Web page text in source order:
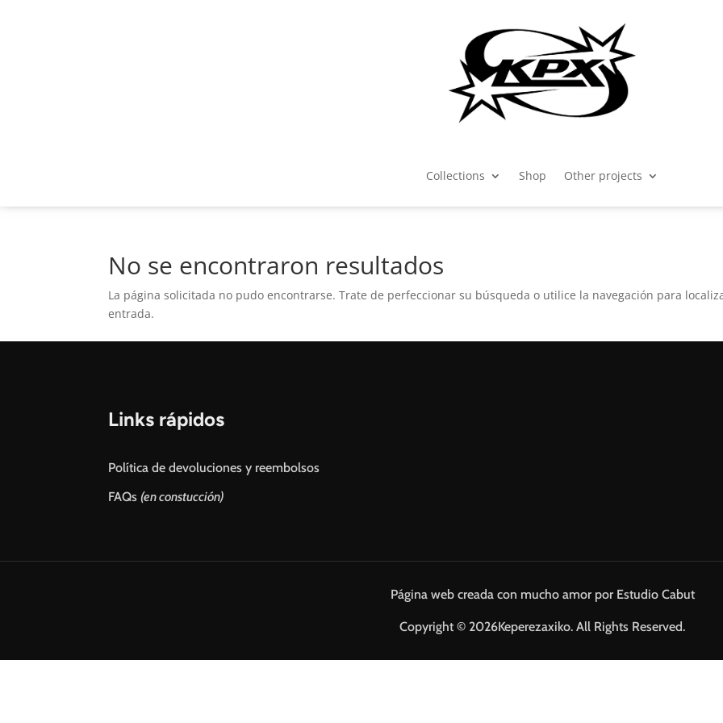
Collections Shop Other projects
No se encontraron resultados
La página solicitada no pudo encontrarse. Trate de perfeccionar su búsqueda o utilice la navegación para
entrada.
Links rápidos
Política de devoluciones y reembolsos
FAQs(en constucción)
Página web creada con mucho amor por Estudio Cabut
Copyright © 2026Keperezaxiko. All Rights Reserved.